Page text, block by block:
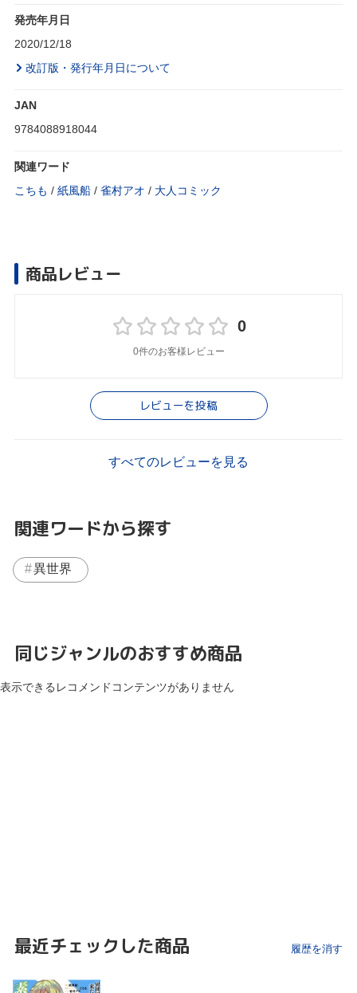
発売年月日
2020/12/18
改訂版・発行年月日について
JAN
9784088918044
関連ワード
こちも / 紙風船 / 雀村アオ / 大人コミック
商品レビュー
0
0件のお客様レビュー
レビューを投稿
すべてのレビューを見る
関連ワードから探す
異世界
同じジャンルのおすすめ商品
表示できるレコメンドコンテンツがありません
最近チェックした商品 履歴を消す